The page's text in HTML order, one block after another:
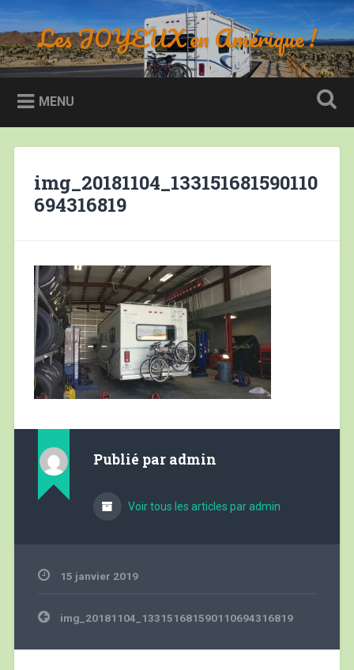
au
contenu
principal
RechercheLes JOYEUX en Amérique !
MENU
img_20181104_133151681590110
694316819
Publié par admin
Voir tous les articles par admin
15 janvier 2019
Navigation
de
img_20181104_133151681590110694316819